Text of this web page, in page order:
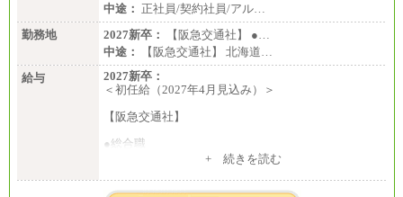
中途： 正社員/契約社員/アル…
勤務地
2027新卒：
【阪急交通社】 ●…
中途：
【阪急交通社】 北海道…
給与
2027新卒：
＜初任給（2027年4月見込み）＞
【阪急交通社】
●総合職
(※3)、239,000円(※4)、237,000円（※5）
+ 続きを読む